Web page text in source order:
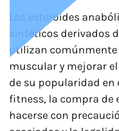
Los esteroides
sintéticos derivados
utilizan
muscular y mejorar
de su popularidad en
fitness, la compra de
hacerse con